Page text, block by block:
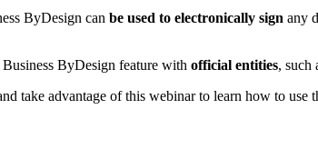
ByDesign can be used to electronically sign any
ByDesign feature with official entities, such
take advantage of this webinar to learn how to use